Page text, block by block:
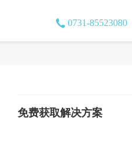
0731-85523080
免费获取解决方案